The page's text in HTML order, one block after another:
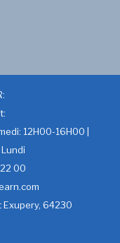
12H00-16H00 |
00
Exupery, 64230